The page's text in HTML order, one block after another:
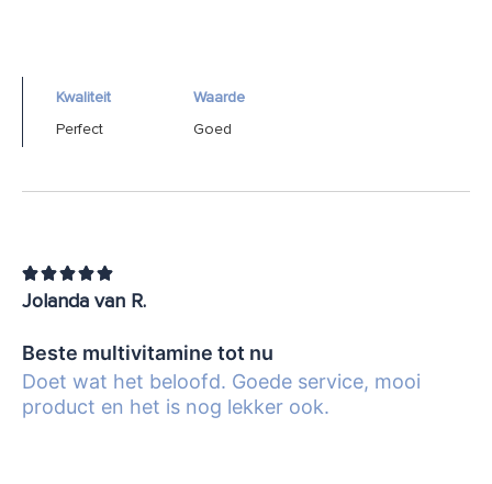
Kwaliteit
Perfect
Waarde
Goed

Jolanda van R.
Beste multivitamine tot nu
Doet wat het beloofd. Goede service, mooi
product en het is nog lekker ook.